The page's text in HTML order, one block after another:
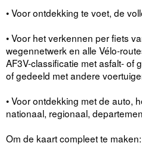
• Voor ontdekking te voet, de
• Voor het verkennen per fiets
wegennetwerk en alle Vélo-
AF3V-classificatie met asfalt- of
of gedeeld met andere
• Voor ontdekking met de auto,
nationaal, regionaal,
Om de kaart compleet te maken: